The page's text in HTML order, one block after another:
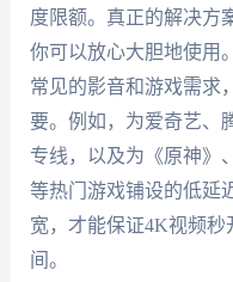
度限额。真正的解决方
你可以放心大胆地使用
常见的影音和游戏需求
要。例如，为爱奇艺、
专线，以及为《原神》
等热门游戏铺设的低延
宽，才能保证4K视频秒
间。